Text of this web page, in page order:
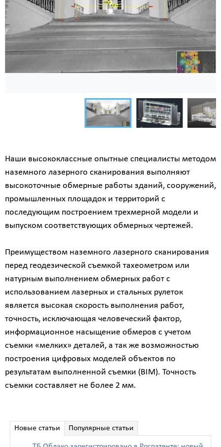
Наши высококлассные опытные специалисты методом
наземного лазерного сканирования выполняют
высокоточные обмерные работы зданий, сооружений,
промышленных площадок и территорий с
последующим построением трехмерной модели и
выпуском соответствующих обмерных чертежей.
Преимуществом наземного лазерного сканирования
перед геодезической съемкой тахеометром или
натурным выполнением обмерных работ с
использованием лазерных и стальных рулеток
является высокая скорость выполнения работ,
точность, исключающая человеческий фактор,
информационное насыщение обмеров с учетом
съемки «мелких» деталей, а так же возможностью
построения цифровых моделей объектов по
результатам выполненной съемки (BIM). Точность
съемки составляет не более 2 мм.
Новые статьи Популярные статьи